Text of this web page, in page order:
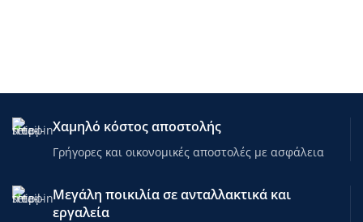
Χαμηλό κόστος αποστολής
Γρήγορες και οικονομικές αποστολές με ασφάλεια
Μεγάλη ποικιλία σε ανταλλακτικά και
εργαλεία